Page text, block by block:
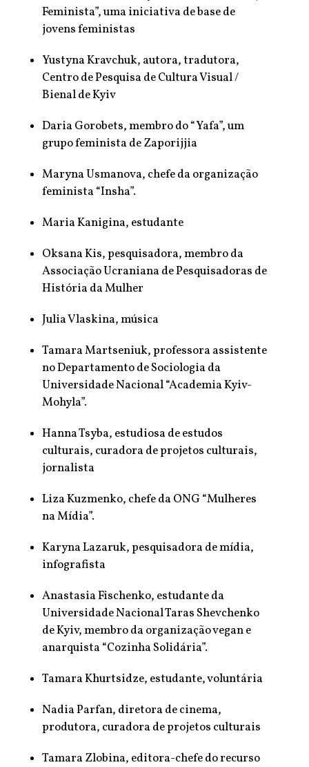
Feminista”, uma iniciativa de base de
jovens feministas
Yustyna Kravchuk, autora, tradutora,
Centro de Pesquisa de Cultura Visual /
Bienal de Kyiv
Daria Gorobets, membro do “Yafa”, um
grupo feminista de Zaporijjia
Maryna Usmanova, chefe da organização
feminista “Insha”.
Maria Kanigina, estudante
Oksana Kis, pesquisadora, membro da
Associação Ucraniana de Pesquisadoras de
História da Mulher
Julia Vlaskina, música
Tamara Martseniuk, professora assistente
no Departamento de Sociologia da
Universidade Nacional “Academia Kyiv-
Mohyla”.
Hanna Tsyba, estudiosa de estudos
culturais, curadora de projetos culturais,
jornalista
Liza Kuzmenko, chefe da ONG “Mulheres
na Mídia”.
Karyna Lazaruk, pesquisadora de mídia,
infografista
Anastasia Fischenko, estudante da
Universidade Nacional Taras Shevchenko
de Kyiv, membro da organização vegan e
anarquista “Cozinha Solidária”.
Tamara Khurtsidze, estudante, voluntária
Nadia Parfan, diretora de cinema,
produtora, curadora de projetos culturais
Tamara Zlobina, editora-chefe do recurso